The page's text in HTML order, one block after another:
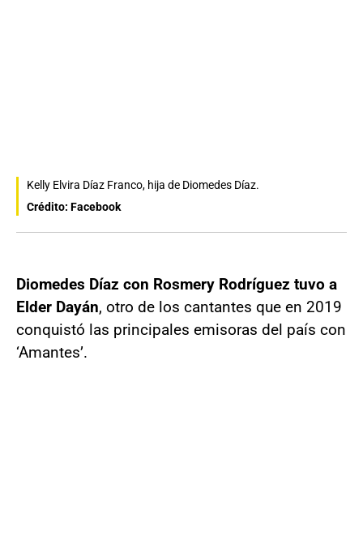
Kelly Elvira Díaz Franco, hija de Diomedes Díaz.
Crédito: Facebook
Diomedes Díaz con Rosmery Rodríguez tuvo a
Elder Dayán, otro de los cantantes que en 2019
conquistó las principales emisoras del país con
‘Amantes’.